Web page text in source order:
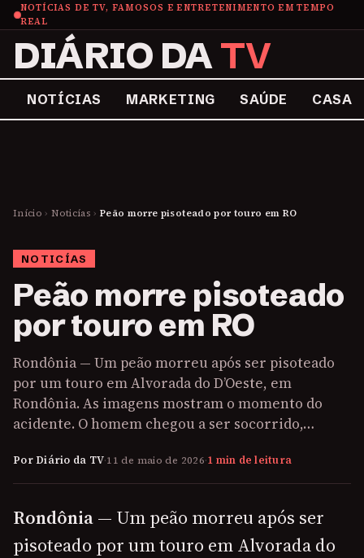
NOTÍCIAS DE TV, FAMOSOS E ENTRETENIMENTO EM TEMPO
REAL
DIÁRIO DATV
NOTÍCIAS MARKETING SAÚDE CASA
Início › Noticías › Peão morre pisoteado por touro em RO
NOTICÍAS
Peão morre pisoteado
por touro em RO
Rondônia — Um peão morreu após ser pisoteado
por um touro em Alvorada do D’Oeste, em
Rondônia. As imagens mostram o momento do
acidente. O homem chegou a ser socorrido,…
Por Diário da TV·11 de maio de 2026·1 min de leitura
Rondônia — Um peão morreu após ser
pisoteado por um touro em Alvorada do